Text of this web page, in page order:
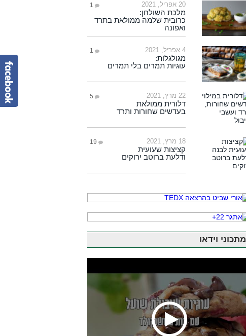
20 אפריל, 2021 1
מלכת השולחן:
כרובית שלמה ממולאת בתרד
ואפונה
4 אפריל, 2021 1
מגולגלות:
עוגיות תמרים בלי תמרים
22 מרץ, 2021 5
דלורית ממולאת
בעדשים שחורות ותרד
18 מרץ, 2021 19
קציצות שעועית
ודלעת ברוטב ירוקים
מתכוני וידאו